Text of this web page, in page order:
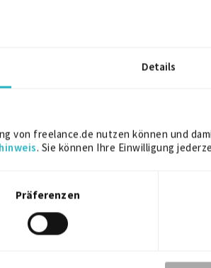
Details
von freelance.de nutzen können und
. Sie können Ihre Einwilligung
Präferenzen
Wien